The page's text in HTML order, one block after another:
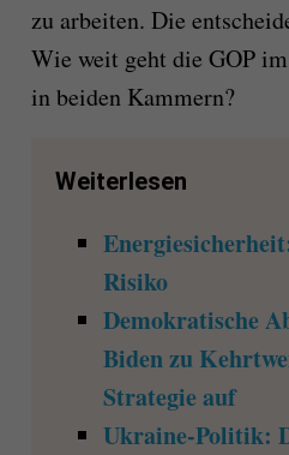
zu arbeiten. Die
Wie weit geht die GOP
in beiden Kammern?
Weiterlesen
Risiko
Demokratische
Biden zu
Strategie auf
Ukraine-Politik: